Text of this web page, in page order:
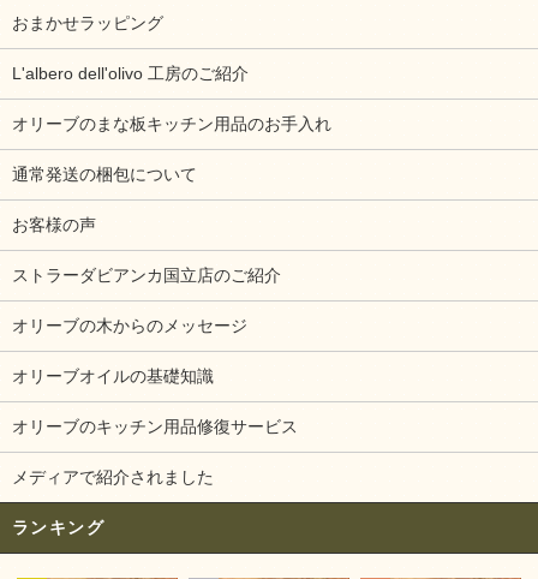
おまかせラッピング
L'albero dell'olivo 工房のご紹介
オリーブのまな板キッチン用品のお手入れ
通常発送の梱包について
お客様の声
ストラーダビアンカ国立店のご紹介
オリーブの木からのメッセージ
オリーブオイルの基礎知識
オリーブのキッチン用品修復サービス
メディアで紹介されました
ランキング